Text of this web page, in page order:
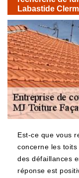
Labastide
Est-ce que vous
concerne les
des défaillances
réponse est